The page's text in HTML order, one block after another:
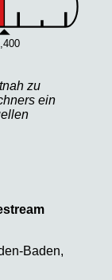
zu
ein
Baden,